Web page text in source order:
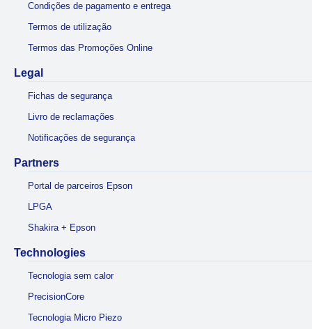
Condições de pagamento e entrega
Termos de utilização
Termos das Promoções Online
Legal
Fichas de segurança
Livro de reclamações
Notificações de segurança
Partners
Portal de parceiros Epson
LPGA
Shakira + Epson
Technologies
Tecnologia sem calor
PrecisionCore
Tecnologia Micro Piezo